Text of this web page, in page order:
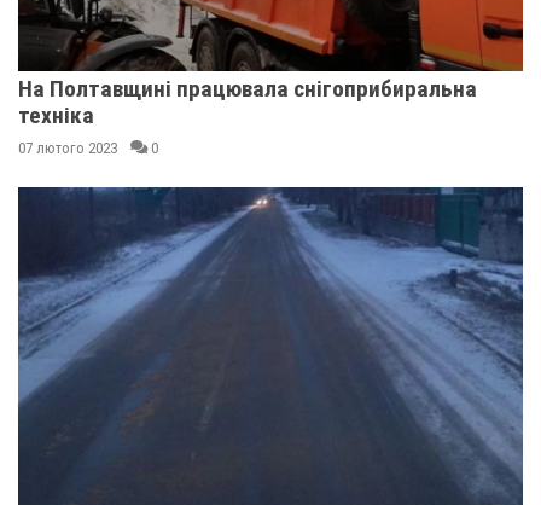
На Полтавщині працювала снігоприбиральна
техніка
07 лютого 2023 0